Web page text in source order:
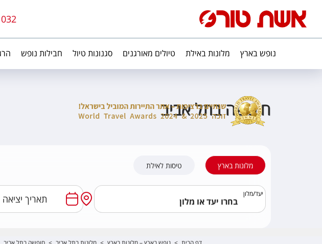
נופש בארץ מלונות באילת טיולים מאורגנים סגנונות טיול חבילות נופש
חופשה בתל אביב
מלונות בארץ טיסות לאילת
יעד/מלון